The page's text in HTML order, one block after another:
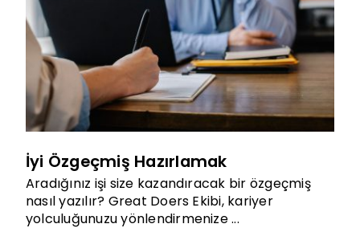
İyi Özgeçmiş Hazırlamak
Aradığınız işi size kazandıracak bir özgeçmiş
nasıl yazılır? Great Doers Ekibi, kariyer
yolculuğunuzu yönlendirmenize ...